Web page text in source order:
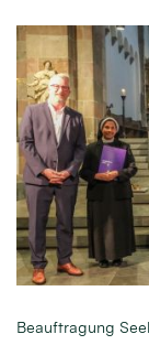
Beauftragung